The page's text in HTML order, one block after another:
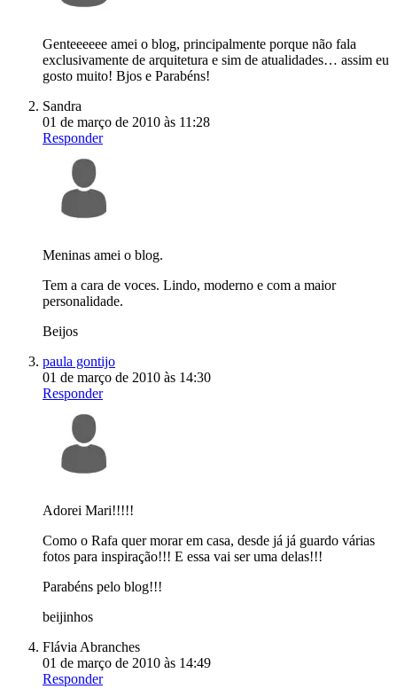
Genteeeeee amei o blog, principalmente porque não fala
exclusivamente de arquitetura e sim de atualidades… assim eu
gosto muito! Bjos e Parabéns!
Sandra
01 de março de 2010 às 11:28
Responder
Meninas amei o blog.
Tem a cara de voces. Lindo, moderno e com a maior
personalidade.
Beijos
paula gontijo
01 de março de 2010 às 14:30
Responder
Adorei Mari!!!!!
Como o Rafa quer morar em casa, desde já já guardo várias
fotos para inspiração!!! E essa vai ser uma delas!!!
Parabéns pelo blog!!!
beijinhos
Flávia Abranches
01 de março de 2010 às 14:49
Responder